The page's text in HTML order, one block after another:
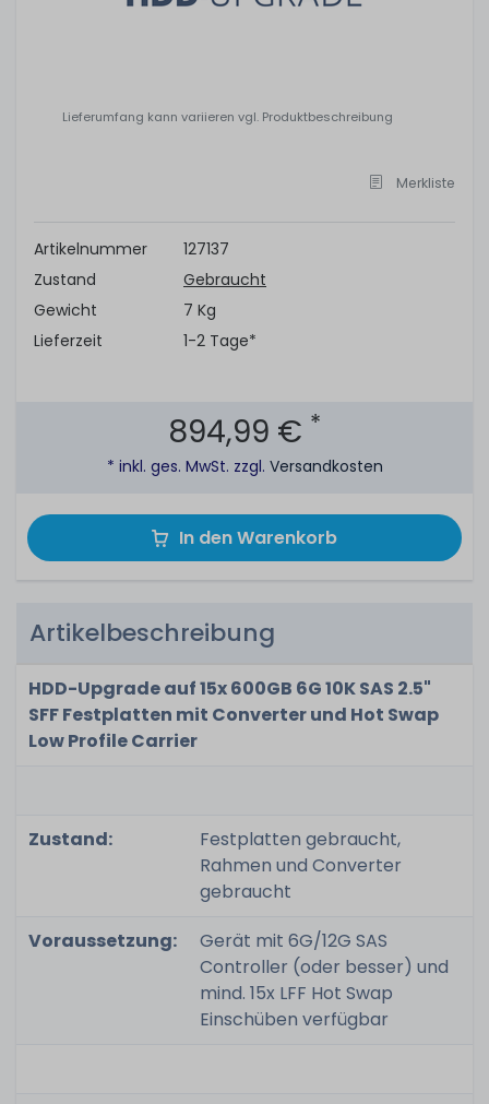
Lieferumfang kann variieren vgl. Produktbeschreibung
Merkliste
Artikelnummer
127137
Zustand
Gebraucht
Gewicht
7 Kg
Lieferzeit
1-2 Tage*
894,99 € *
* inkl. ges. MwSt. zzgl. Versandkosten
In den Warenkorb
Artikelbeschreibung
HDD-Upgrade auf 15x 600GB 6G 10K SAS 2.5"
SFF Festplatten mit Converter und Hot Swap
Low Profile Carrier
Zustand:
Festplatten gebraucht,
Rahmen und Converter
gebraucht
Voraussetzung:
Gerät mit 6G/12G SAS
Controller (oder besser) und
mind. 15x LFF Hot Swap
Einschüben verfügbar